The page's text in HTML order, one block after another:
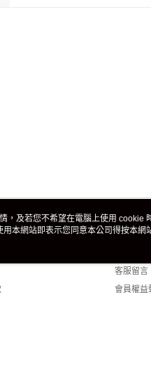
客服資
客服留言
會員權益
，及若您不希望在電腦上使用 cookie
用本網站即表示您同意本公司得按本網